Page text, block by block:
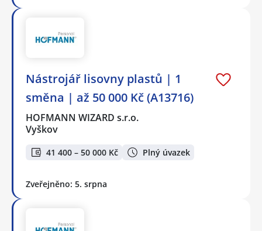
Nástrojář lisovny plastů | 1
směna | až 50 000 Kč (A13716)
HOFMANN WIZARD s.r.o.
Vyškov
41 400 – 50 000 Kč Plný úvazek
Zveřejněno: 5. srpna